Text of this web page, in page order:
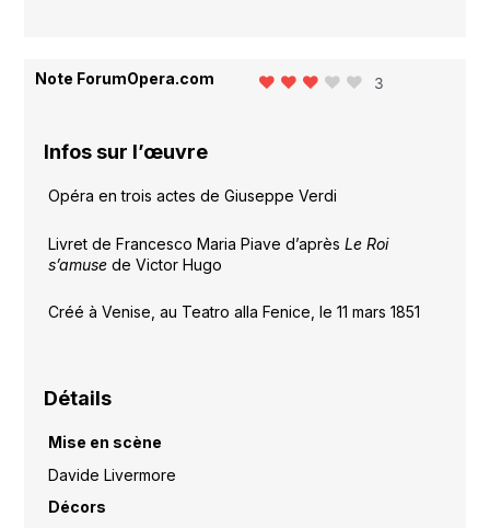
Note ForumOpera.com 3
Infos sur l’œuvre
Opéra en trois actes de Giuseppe Verdi
Livret de Francesco Maria Piave d’après Le Roi
s’amusede Victor Hugo
Créé à Venise, au Teatro alla Fenice, le 11 mars 1851
Détails
Mise en scène
Davide Livermore
Décors